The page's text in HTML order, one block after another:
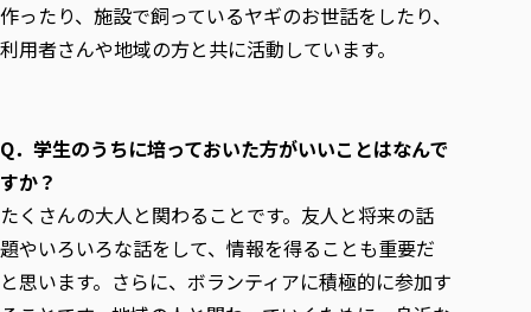
作ったり、施設で飼っているヤギのお世話をしたり、
利用者さんや地域の方と共に活動しています。
Q． 学生のうちに培っておいた方がいいことはなんで
すか？
たくさんの大人と関わることです。友人と将来の話
題やいろいろな話をして、情報を得ることも重要だ
と思います。さらに、ボランティアに積極的に参加す